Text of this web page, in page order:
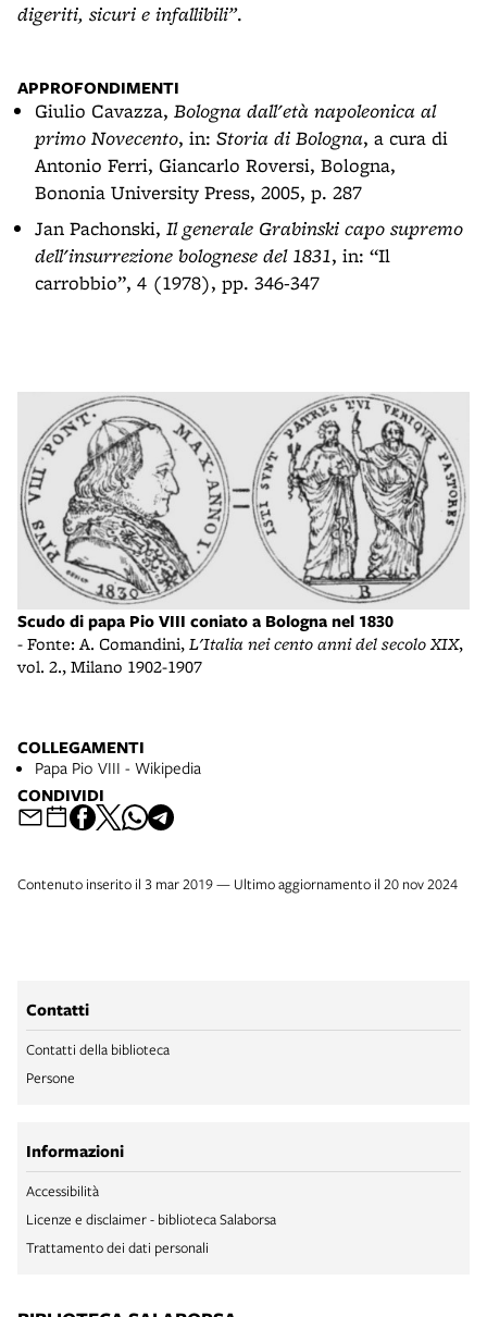
digeriti, sicuri e infallibili”.
APPROFONDIMENTI
Giulio Cavazza, Bologna dall'età napoleonica al
primo Novecento, in: Storia di Bologna, a cura di
Antonio Ferri, Giancarlo Roversi, Bologna,
Bononia University Press, 2005, p. 287
Jan Pachonski, Il generale Grabinski capo supremo
dell'insurrezione bolognese del 1831, in: “Il
carrobbio”, 4 (1978), pp. 346-347
Scudo di papa Pio VIII coniato a Bologna nel 1830
- Fonte: A. Comandini,L'Italia nei cento anni del secolo XIX,
vol. 2., Milano 1902-1907
COLLEGAMENTI
Papa Pio VIII - Wikipedia
CONDIVIDI
Contenuto inserito il 3 mar 2019 — Ultimo aggiornamento il 20 nov 2024
Contatti
Contatti della biblioteca
Persone
Informazioni
Accessibilità
Licenze e disclaimer - biblioteca Salaborsa
Trattamento dei dati personali